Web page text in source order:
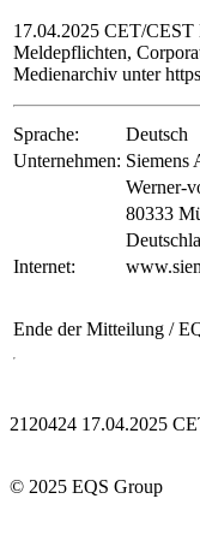
17.04.2025 CET/CEST
Meldepflichten,
Medienarchiv unter
Sprache:
Deutsch
Unternehmen: Siemens
Werner-
80333
Internet:
Ende der Mitteilung /
2120424 17.04.2025
© 2025 EQS Group